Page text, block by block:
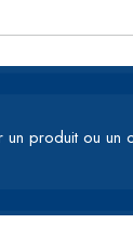
produit ou un